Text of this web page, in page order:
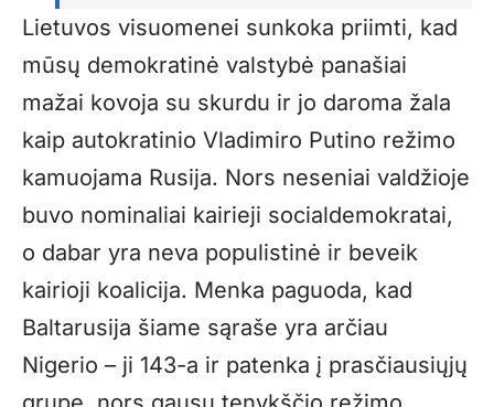
Lietuvos visuomenei sunkoka priimti, kad
mūsų demokratinė valstybė panašiai
mažai kovoja su skurdu ir jo daroma žala
kaip autokratinio Vladimiro Putino režimo
kamuojama Rusija. Nors neseniai valdžioje
buvo nominaliai kairieji socialdemokratai,
o dabar yra neva populistinė ir beveik
kairioji koalicija. Menka paguoda, kad
Baltarusija šiame sąraše yra arčiau
Nigerio – ji 143-a ir patenka į prasčiausiųjų